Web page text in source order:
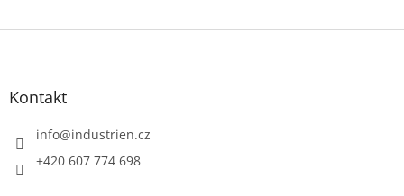
Z
Kontakt
info@industrien.cz
+420 607 774 698